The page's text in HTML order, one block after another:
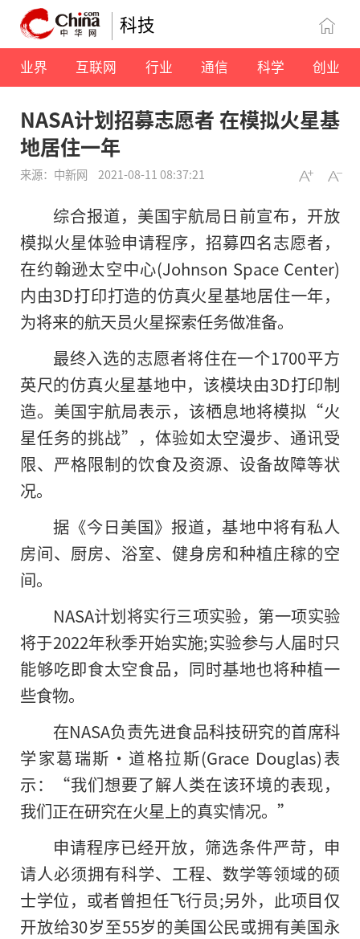
科技
业界 互联网 行业 通信 科学 创业
NASA计划招募志愿者 在模拟火星基
地居住一年
来源：中新网 2021-08-11 08:37:21
综合报道，美国宇航局日前宣布，开放
模拟火星体验申请程序，招募四名志愿者，
在约翰逊太空中心(Johnson Space Center)
内由3D打印打造的仿真火星基地居住一年，
为将来的航天员火星探索任务做准备。
最终入选的志愿者将住在一个1700平方
英尺的仿真火星基地中，该模块由3D打印制
造。美国宇航局表示，该栖息地将模拟“火
星任务的挑战”，体验如太空漫步、通讯受
限、严格限制的饮食及资源、设备故障等状
况。
据《今日美国》报道，基地中将有私人
房间、厨房、浴室、健身房和种植庄稼的空
间。
NASA计划将实行三项实验，第一项实验
将于2022年秋季开始实施;实验参与人届时只
能够吃即食太空食品，同时基地也将种植一
些食物。
在NASA负责先进食品科技研究的首席科
学家葛瑞斯·道格拉斯(Grace Douglas)表
示：“我们想要了解人类在该环境的表现，
我们正在研究在火星上的真实情况。”
申请程序已经开放，筛选条件严苛，申
请人必须拥有科学、工程、数学等领域的硕
士学位，或者曾担任飞行员;另外，此项目仅
开放给30岁至55岁的美国公民或拥有美国永